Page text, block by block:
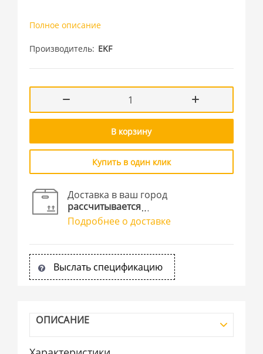
Полное описание
Производитель EKF
В корзину
Купить в один клик
Доставка в ваш город
рассчитывается
Подробнее о доставке
Выслать спецификацию
ОПИСАНИЕ